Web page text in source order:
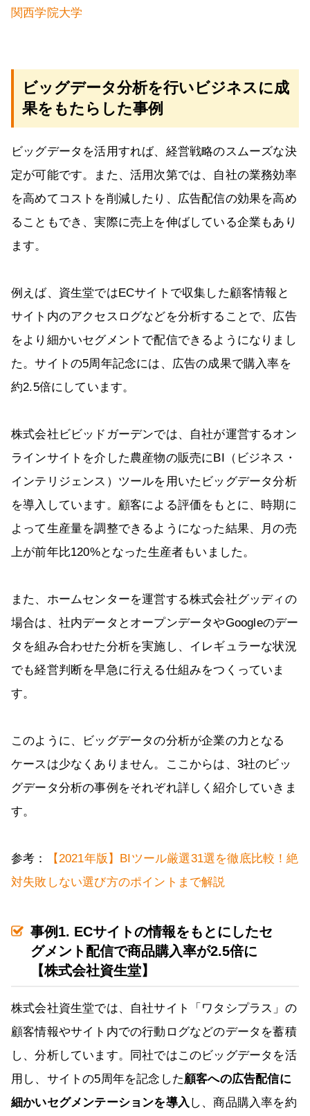
関西学院大学
ビッグデータ分析を行いビジネスに成
果をもたらした事例
ビッグデータを活用すれば、経営戦略のスムーズな決
定が可能です。また、活用次第では、自社の業務効率
を高めてコストを削減したり、広告配信の効果を高め
ることもでき、実際に売上を伸ばしている企業もあり
ます。
例えば、資生堂ではECサイトで収集した顧客情報と
サイト内のアクセスログなどを分析することで、広告
をより細かいセグメントで配信できるようになりまし
た。サイトの5周年記念には、広告の成果で購入率を
約2.5倍にしています。
株式会社ビビッドガーデンでは、自社が運営するオン
ラインサイトを介した農産物の販売にBI（ビジネス・
インテリジェンス）ツールを用いたビッグデータ分析
を導入しています。顧客による評価をもとに、時期に
よって生産量を調整できるようになった結果、月の売
上が前年比120%となった生産者もいました。
また、ホームセンターを運営する株式会社グッディの
場合は、社内データとオープンデータやGoogleのデー
タを組み合わせた分析を実施し、イレギュラーな状況
でも経営判断を早急に行える仕組みをつくっていま
す。
このように、ビッグデータの分析が企業の力となる
ケースは少なくありません。ここからは、3社のビッ
グデータ分析の事例をそれぞれ詳しく紹介していきま
す。
参考：
【2021年版】BIツール厳選31選を徹底比較！絶
対失敗しない選び方のポイントまで解説
事例1. ECサイトの情報をもとにしたセ
グメント配信で商品購入率が2.5倍に
【株式会社資生堂】
株式会社資生堂では、自社サイト「ワタシプラス」の
顧客情報やサイト内での行動ログなどのデータを蓄積
し、分析しています。同社ではこのビッグデータを活
用し、サイトの5周年を記念した顧客への広告配信に
細かいセグメンテーションを導入 し、商品購入率を約